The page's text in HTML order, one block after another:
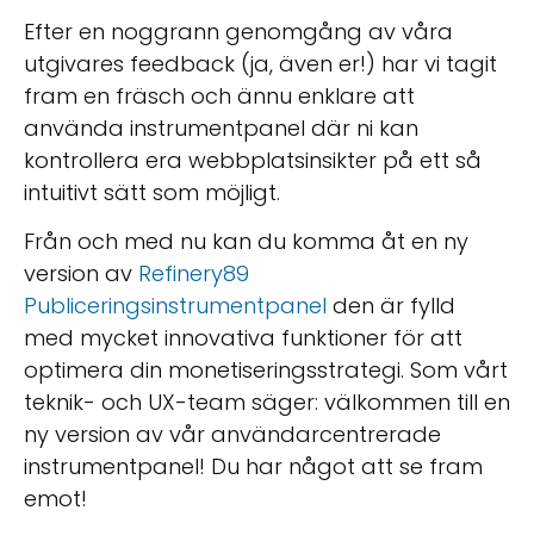
Efter en noggrann genomgång av våra
utgivares feedback (ja, även er!) har vi tagit
fram en fräsch och ännu enklare att
använda instrumentpanel där ni kan
kontrollera era webbplatsinsikter på ett så
intuitivt sätt som möjligt.
Från och med nu kan du komma åt en ny
version av Refinery89
Publiceringsinstrumentpanel den är fylld
med mycket innovativa funktioner för att
optimera din monetiseringsstrategi. Som vårt
teknik- och UX-team säger: välkommen till en
ny version av vår användarcentrerade
instrumentpanel! Du har något att se fram
emot!